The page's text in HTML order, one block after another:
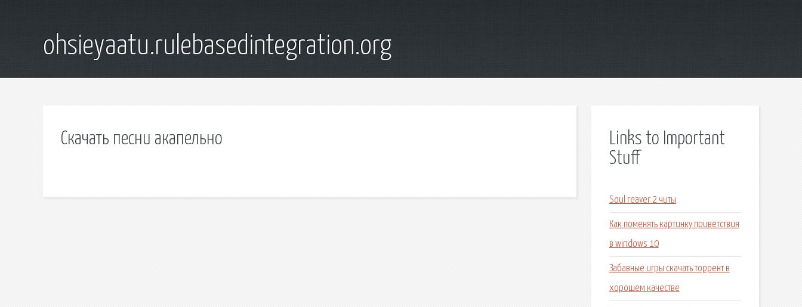
ohsieyaatu.rulebasedintegration.org
Скачать песни акапельно
Links to Important
Stuff
Soul reaver 2 читы
Как поменять картинку приветствия
в windows 10
Забавные игры скачать торрент в
хорошем качестве